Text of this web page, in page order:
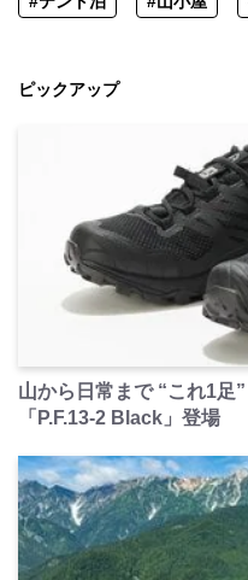
ピックアップ
山から日常まで “これ1足
「P.F.13-2 Black」登場